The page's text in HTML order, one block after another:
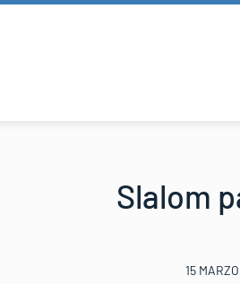
Slalom
15